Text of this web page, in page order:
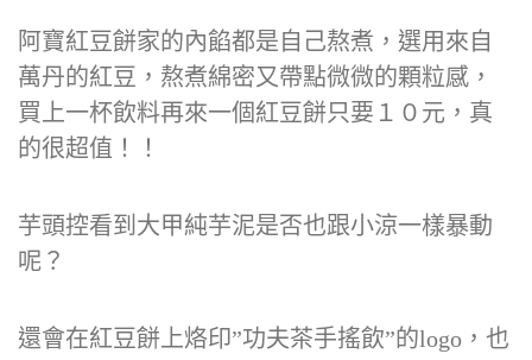
阿寶紅豆餅家的內餡都是自己熬煮，選用來自
萬丹的紅豆，熬煮綿密又帶點微微的顆粒感，
買上一杯飲料再來一個紅豆餅只要１０元，真
的很超值！！
芋頭控看到大甲純芋泥是否也跟小涼一樣暴動
呢？
還會在紅豆餅上烙印”功夫茶手搖飲”的logo，也